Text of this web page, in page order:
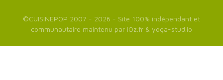
©CUISINEPOP 2007 - 2026 - Site 100% indépendant et
communautaire maintenu par iOz.fr & yoga-stud.io